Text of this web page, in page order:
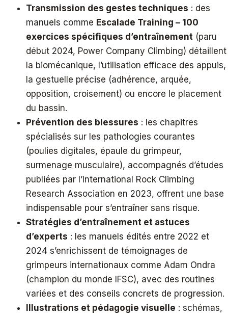
Transmission des gestes techniques : des
manuels comme Escalade Training – 100
exercices spécifiques d’entraînement (paru
début 2024, Power Company Climbing) détaillent
la biomécanique, l’utilisation efficace des appuis,
la gestuelle précise (adhérence, arquée,
opposition, croisement) ou encore le placement
du bassin.
Prévention des blessures : les chapitres
spécialisés sur les pathologies courantes
(poulies digitales, épaule du grimpeur,
surmenage musculaire), accompagnés d’études
publiées par l’International Rock Climbing
Research Association en 2023, offrent une base
indispensable pour s’entraîner sans risque.
Stratégies d’entraînement et astuces
d’experts : les manuels édités entre 2022 et
2024 s’enrichissent de témoignages de
grimpeurs internationaux comme Adam Ondra
(champion du monde IFSC), avec des routines
variées et des conseils concrets de progression.
Illustrations et pédagogie visuelle : schémas,